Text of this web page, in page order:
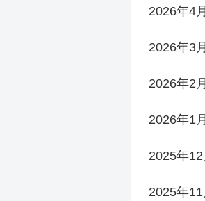
2026年4月
2026年3月
2026年2月
2026年1月
2025年12
2025年11